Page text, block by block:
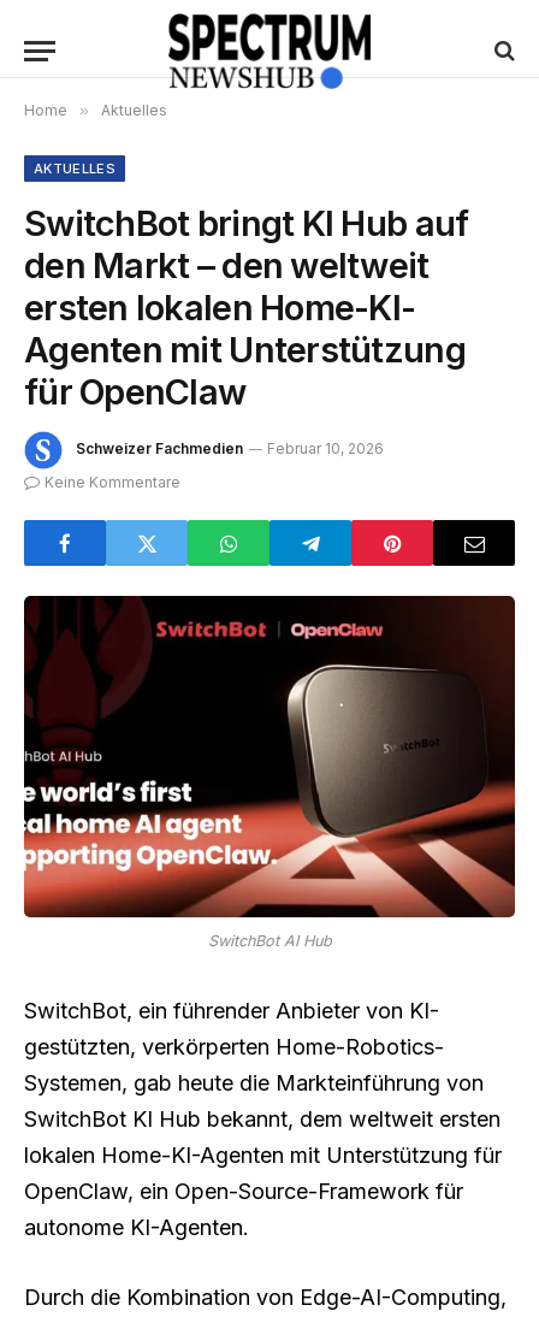
Home » Aktuelles
AKTUELLES
SwitchBot bringt KI Hub auf
den Markt – den weltweit
ersten lokalen Home-KI-
Agenten mit Unterstützung
für OpenClaw
Schweizer Fachmedien
Februar 10, 2026
Keine Kommentare
SwitchBot AI Hub
SwitchBot, ein führender Anbieter von KI-
gestützten, verkörperten Home-Robotics-
Systemen, gab heute die Markteinführung von
SwitchBot KI Hub bekannt, dem weltweit ersten
lokalen Home-KI-Agenten mit Unterstützung für
OpenClaw, ein Open-Source-Framework für
autonome KI-Agenten.
Durch die Kombination von Edge-AI-Computing,